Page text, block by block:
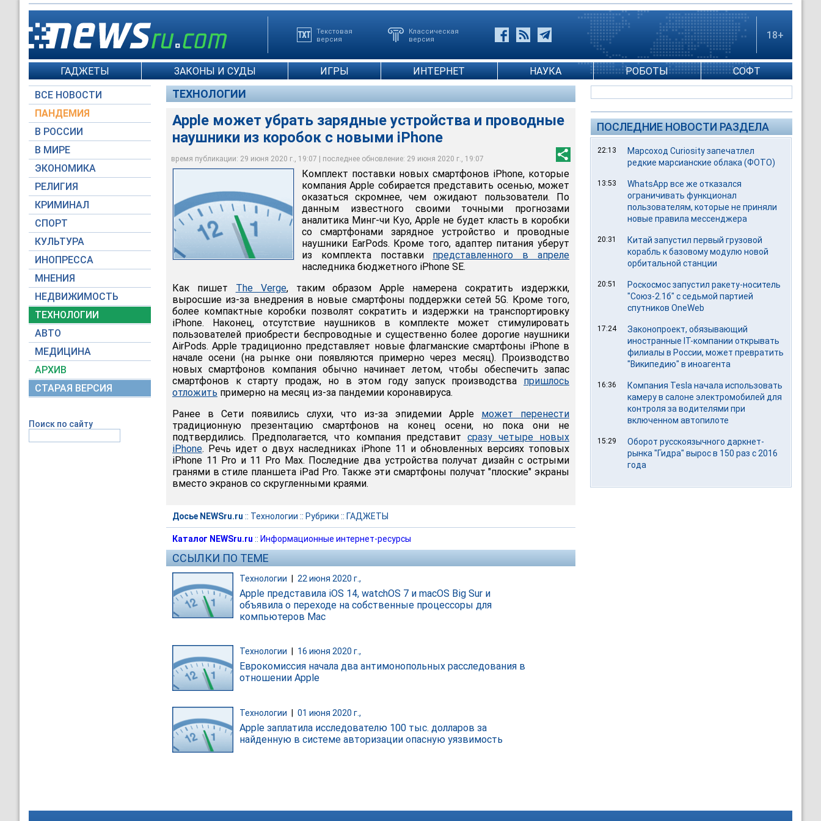
Текстовая
версия
Классическая
версия
18+
ГАДЖЕТЫ ЗАКОНЫ И СУДЫ ИГРЫ ИНТЕРНЕТ НАУКА РОБОТЫ СОФТ
ВСЕ НОВОСТИ
ПАНДЕМИЯ
В РОССИИ
В МИРЕ
ЭКОНОМИКА
РЕЛИГИЯ
КРИМИНАЛ
СПОРТ
КУЛЬТУРА
ИНОПРЕССА
МНЕНИЯ
НЕДВИЖИМОСТЬ
ТЕХНОЛОГИИ
АВТО
МЕДИЦИНА
АРХИВ
СТАРАЯ ВЕРСИЯ
Поиск по сайту
ТЕХНОЛОГИИ
Apple может убрать зарядные устройства и проводные
наушники из коробок с новыми iPhone
время публикации: 29 июня 2020 г., 19:07 | последнее обновление: 29 июня 2020 г., 19:07
ifeelstock / DepositPhotos
Комплект поставки новых смартфонов iPhone, которые
компания Apple собирается представить осенью, может
оказаться скромнее, чем ожидают пользователи. По
данным известного своими точными прогнозами
аналитика Минг-чи Куо, Apple не будет класть в коробки
со смартфонами зарядное устройство и проводные
наушники EarPods. Кроме того, адаптер питания уберут
из комплекта поставки представленного в апреле
наследника бюджетного iPhone SE.
Как пишет The Verge, таким образом Apple намерена сократить издержки,
выросшие из-за внедрения в новые смартфоны поддержки сетей 5G. Кроме того,
более компактные коробки позволят сократить и издержки на транспортировку
iPhone. Наконец, отсутствие наушников в комплекте может стимулировать
пользователей приобрести беспроводные и существенно более дорогие наушники
AirPods. Apple традиционно представляет новые флагманские смартфоны iPhone в
начале осени (на рынке они появляются примерно через месяц). Производство
новых смартфонов компания обычно начинает летом, чтобы обеспечить запас
смартфонов к старту продаж, но в этом году запуск производства пришлось
отложить примерно на месяц из-за пандемии коронавируса.
Ранее в Сети появились слухи, что из-за эпидемии Apple может перенести
традиционную презентацию смартфонов на конец осени, но пока они не
подтвердились. Предполагается, что компания представитсразу четыре новых
iPhone. Речь идет о двух наследниках iPhone 11 и обновленных версиях топовых
iPhone 11 Pro и 11 Pro Max. Последние два устройства получат дизайн с острыми
гранями в стиле планшета iPad Pro. Также эти смартфоны получат "плоские" экраны
вместо экранов со скругленными краями.
Досье NEWSru.ru :: Технологии :: Рубрики :: ГАДЖЕТЫ
Каталог NEWSru.ru :: Информационные интернет-ресурсы
ССЫЛКИ ПО ТЕМЕ
Технологии 22 июня 2020 г.,
Apple представила iOS 14, watchOS 7 и macOS Big Sur и
объявила о переходе на собственные процессоры для
компьютеров Mac
Технологии 16 июня 2020 г.,
Еврокомиссия начала два антимонопольных расследования в
отношении Apple
Технологии | 01 июня 2020 г.,
Apple заплатила исследователю 100 тыс. долларов за
найденную в системе авторизации опасную уязвимость
ПОСЛЕДНИЕ НОВОСТИ РАЗДЕЛА
22:13
Марсоход Curiosity запечатлел
редкие марсианские облака (ФОТО)
13:53
WhatsApp все же отказался
ограничивать функционал
пользователям, которые не приняли
новые правила мессенджера
20:31
Китай запустил первый грузовой
корабль к базовому модулю новой
орбитальной станции
20:51
Роскосмос запустил ракету-носитель
"Союз-2.1б" с седьмой партией
спутников OneWeb
17:24
Законопроект, обязывающий
иностранные IT-компании открывать
филиалы в России, может превратить
"Википедию" в иноагента
16:36
Компания Tesla начала использовать
камеру в салоне электромобилей для
контроля за водителями при
включенном автопилоте
15:29
Оборот русскоязычного даркнет-
рынка "Гидра" вырос в 150 раз с 2016
года